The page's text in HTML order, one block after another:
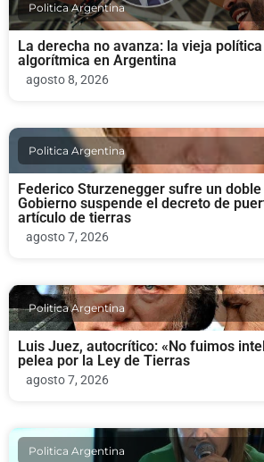
Politica Argentina
La derecha no avanza: la vieja
algorítmica en Argentina
agosto 8, 2026
Politica Argentina
Federico Sturzenegger sufre un
Gobierno suspende el decreto de
artículo de tierras
agosto 7, 2026
Politica Argentina
Luis Juez, autocrítico: «No fuimos
pelea por la Ley de Tierras
agosto 7, 2026
Politica Argentina